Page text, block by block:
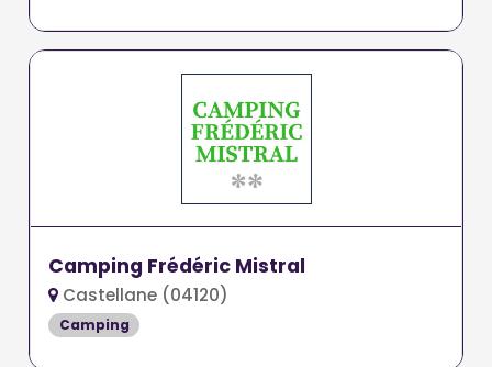
Camping Frédéric Mistral
Castellane (04120)
Camping